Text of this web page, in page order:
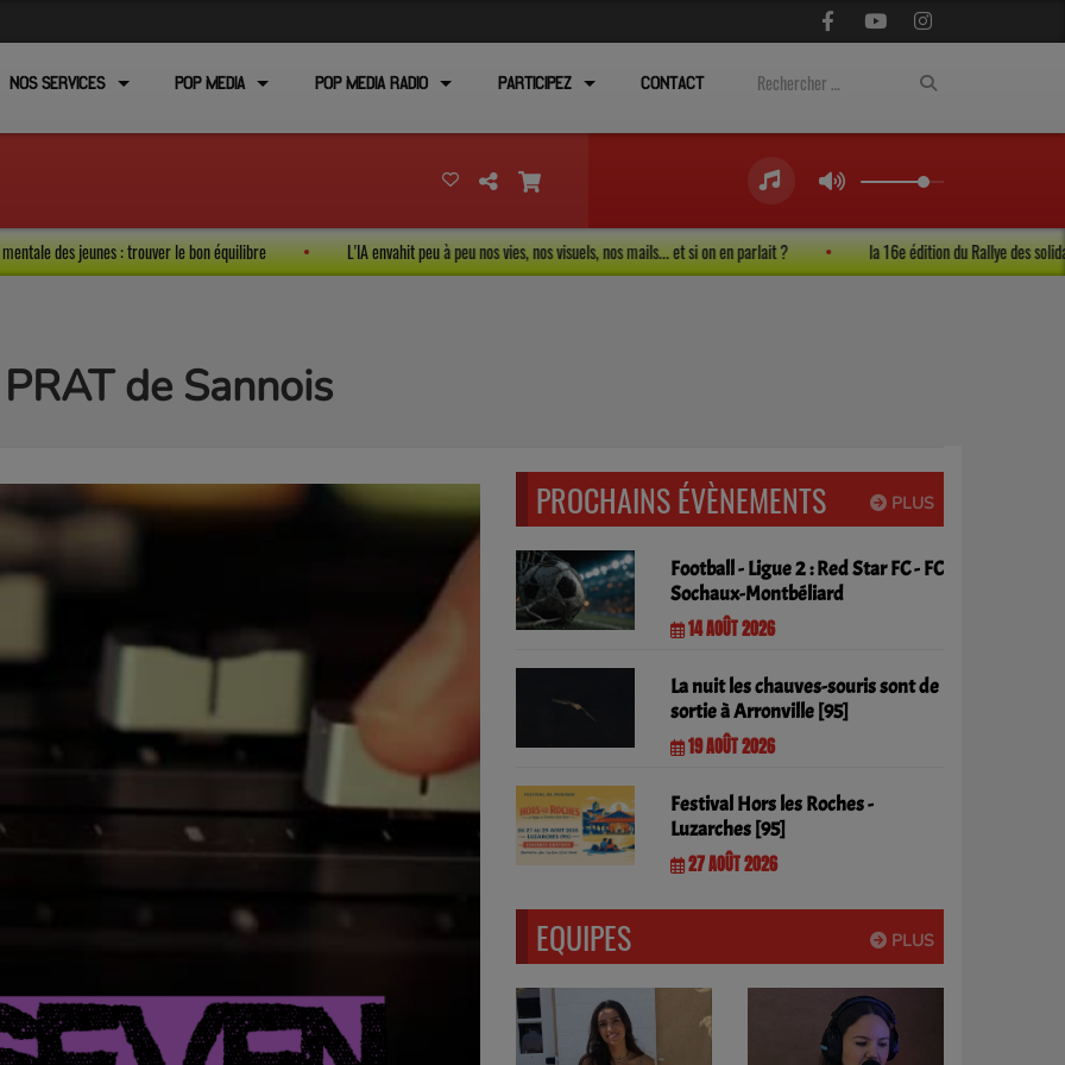
NOS SERVICES POP MEDIA POP MEDIA RADIO PARTICIPEZ CONTACT
et santé mentale des jeunes : trouver le bon équilibre L'IA envahit peu à peu nos vies, nos visuels, nos mails... et si on en parlait ? la 16e édition du
de Sannois
PLUS
PROCHAINS ÉVÈNEMENTS
Football - Ligue 2 : Red Star FC - FC
Sochaux-Montbéliard
14 AOÛT 2026
La nuit les chauves-souris sont de
sortie à Arronville [95]
19 AOÛT 2026
Festival Hors les Roches -
Luzarches [95]
27 AOÛT 2026
PLUS
EQUIPES